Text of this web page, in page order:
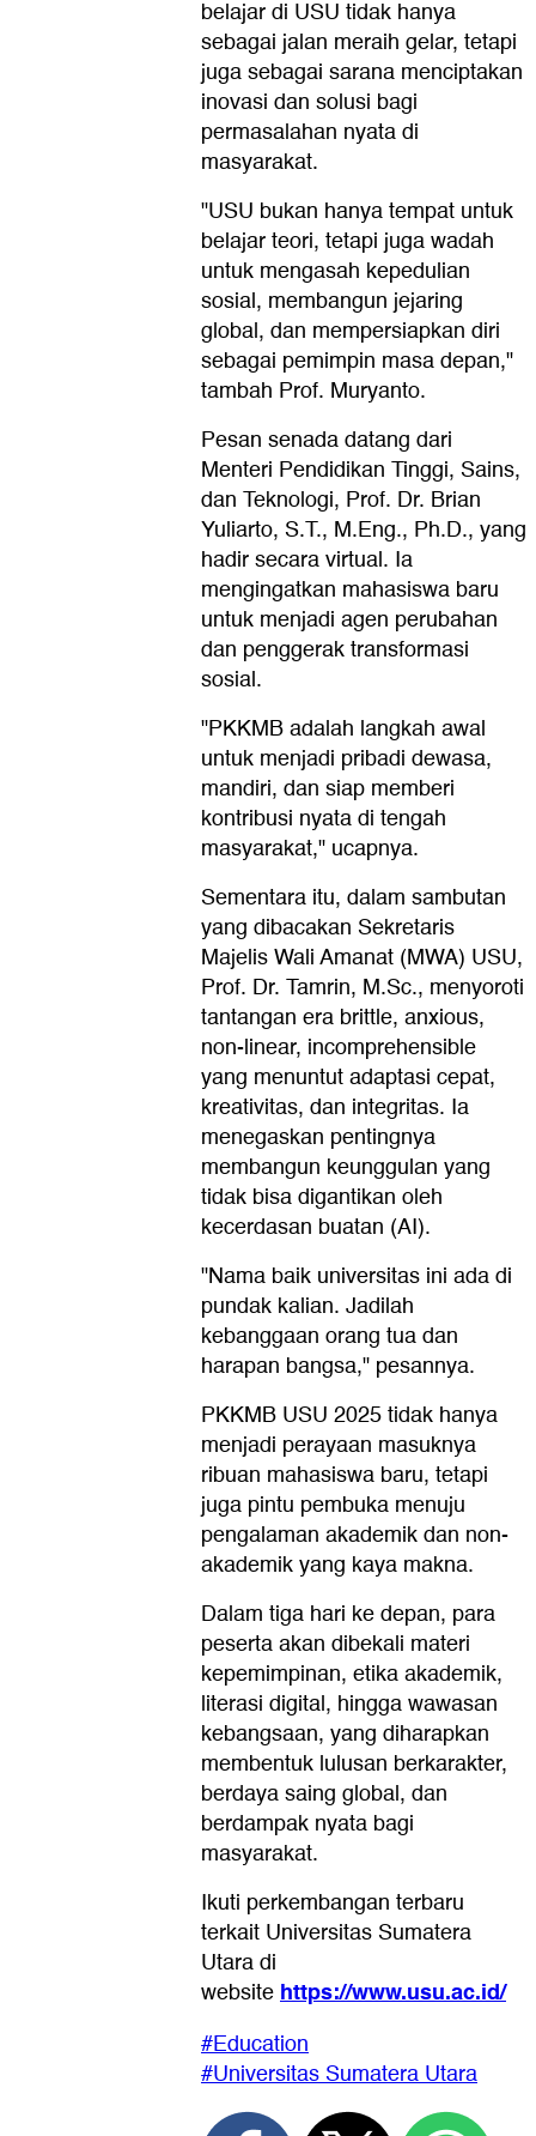
belajar di USU tidak hanya
sebagai jalan meraih gelar, tetapi
juga sebagai sarana menciptakan
inovasi dan solusi bagi
permasalahan nyata di
masyarakat.
"USU bukan hanya tempat untuk
belajar teori, tetapi juga wadah
untuk mengasah kepedulian
sosial, membangun jejaring
global, dan mempersiapkan diri
sebagai pemimpin masa depan,"
tambah Prof. Muryanto.
Pesan senada datang dari
Menteri Pendidikan Tinggi, Sains,
dan Teknologi, Prof. Dr. Brian
Yuliarto, S.T., M.Eng., Ph.D., yang
hadir secara virtual. Ia
mengingatkan mahasiswa baru
untuk menjadi agen perubahan
dan penggerak transformasi
sosial.
"PKKMB adalah langkah awal
untuk menjadi pribadi dewasa,
mandiri, dan siap memberi
kontribusi nyata di tengah
masyarakat," ucapnya.
Sementara itu, dalam sambutan
yang dibacakan Sekretaris
Majelis Wali Amanat (MWA) USU,
Prof. Dr. Tamrin, M.Sc., menyoroti
tantangan era brittle, anxious,
non-linear, incomprehensible
yang menuntut adaptasi cepat,
kreativitas, dan integritas. Ia
menegaskan pentingnya
membangun keunggulan yang
tidak bisa digantikan oleh
kecerdasan buatan (AI).
"Nama baik universitas ini ada di
pundak kalian. Jadilah
kebanggaan orang tua dan
harapan bangsa," pesannya.
PKKMB USU 2025 tidak hanya
menjadi perayaan masuknya
ribuan mahasiswa baru, tetapi
juga pintu pembuka menuju
pengalaman akademik dan non-
akademik yang kaya makna.
Dalam tiga hari ke depan, para
peserta akan dibekali materi
kepemimpinan, etika akademik,
literasi digital, hingga wawasan
kebangsaan, yang diharapkan
membentuk lulusan berkarakter,
berdaya saing global, dan
berdampak nyata bagi
masyarakat.
Ikuti perkembangan terbaru
terkait Universitas Sumatera
Utara di
websitehttps://www.usu.ac.id/
#Education
#Universitas Sumatera Utara